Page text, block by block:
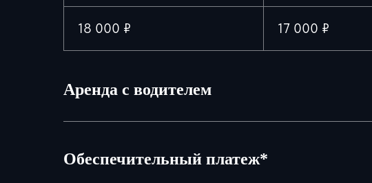
18 000 ₽ 17 000 ₽
Аренда с водителем
Обеспечительный платеж*